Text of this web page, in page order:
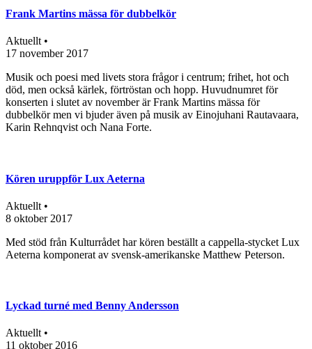
Frank Martins mässa för dubbelkör
Aktuellt •
17 november 2017
Musik och poesi med livets stora frågor i centrum; frihet, hot och
död, men också kärlek, förtröstan och hopp. Huvudnumret för
konserten i slutet av november är Frank Martins mässa för
dubbelkör men vi bjuder även på musik av Einojuhani Rautavaara,
Karin Rehnqvist och Nana Forte.
Kören uruppför Lux Aeterna
Aktuellt •
8 oktober 2017
Med stöd från Kulturrådet har kören beställt a cappella-stycket Lux
Aeterna komponerat av svensk-amerikanske Matthew Peterson.
Lyckad turné med Benny Andersson
Aktuellt •
11 oktober 2016